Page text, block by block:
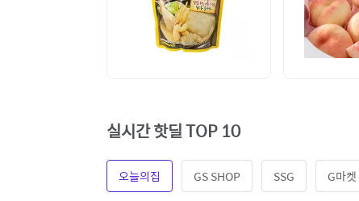
실시간 핫딜 TOP 10
오늘의집 GS SHOP SSG G마켓